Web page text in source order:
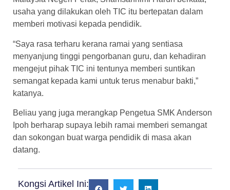
usaha yang dilakukan oleh TIC itu bertepatan dalam
memberi motivasi kepada pendidik.
“Saya rasa terharu kerana ramai yang sentiasa
menyanjung tinggi pengorbanan guru, dan kehadiran
mengejut pihak TIC ini tentunya memberi suntikan
semangat kepada kami untuk terus menabur bakti,”
katanya.
Beliau yang juga merangkap Pengetua SMK Anderson
Ipoh berharap supaya lebih ramai memberi semangat
dan sokongan buat warga pendidik di masa akan
datang.
Kongsi Artikel Ini: